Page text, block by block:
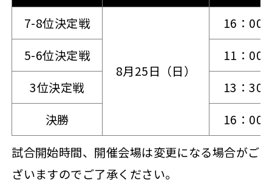
7-8位決定戦
8月25日（日）
16：00
5-6位決定戦
11：00
3位決定戦
13：30
決勝
16：00
試合開始時間、開催会場は変更になる場合がご
ざいますのでご了承ください。